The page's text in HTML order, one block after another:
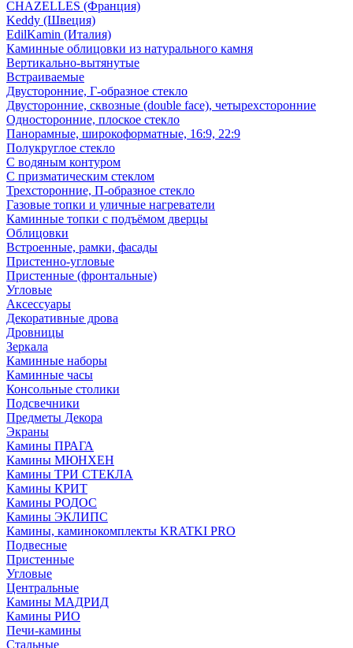
CHAZELLES (Франция)
Keddy (Швеция)
EdilKamin (Италия)
Каминные облицовки из натурального камня
Вертикально-вытянутые
Встраиваемые
Двусторонние, Г-образное стекло
Двусторонние, сквозные (double face), четырехсторонние
Односторонние, плоское стекло
Панорамные, широкоформатные, 16:9, 22:9
Полукруглое стекло
С водяным контуром
С призматическим стеклом
Трехсторонние, П-образное стекло
Газовые топки и уличные нагреватели
Каминные топки с подъёмом дверцы
Облицовки
Встроенные, рамки, фасады
Пристенно-угловые
Пристенные (фронтальные)
Угловые
Аксессуары
Декоративные дрова
Дровницы
Зеркала
Каминные наборы
Каминные часы
Консольные столики
Подсвечники
Предметы Декора
Экраны
Камины ПРАГА
Камины МЮНХЕН
Камины ТРИ СТЕКЛА
Камины КРИТ
Камины РОДОС
Камины ЭКЛИПС
Камины, каминокомплекты KRATKI PRO
Подвесные
Пристенные
Угловые
Центральные
Камины МАДРИД
Камины РИО
Печи-камины
Стальные